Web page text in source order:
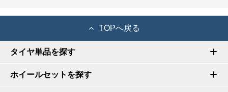
TOPへ戻る
タイヤ単品を探す
ホイールセットを探す